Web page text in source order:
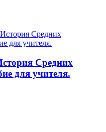
Средних
для учителя.